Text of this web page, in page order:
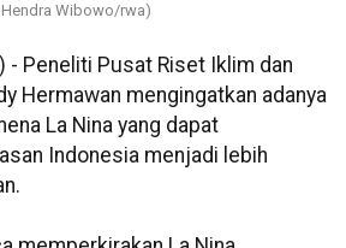
Hendra Wibowo/rwa)
- Peneliti Pusat Riset Iklim dan
Hermawan mengingatkan adanya
La Nina yang dapat
Indonesia menjadi lebih